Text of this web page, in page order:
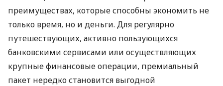
преимуществах, которые способны экономить не
только время, но и деньги. Для регулярно
путешествующих, активно пользующихся
банковскими сервисами или осуществляющих
крупные финансовые операции, премиальный
пакет нередко становится выгодной